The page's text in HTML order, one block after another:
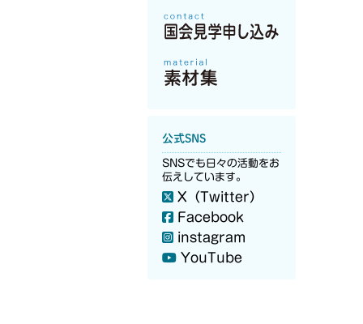
公式SNS
SNSでも日々の活動をお
伝えしています。
X（Twitter）
Facebook
instagram
YouTube